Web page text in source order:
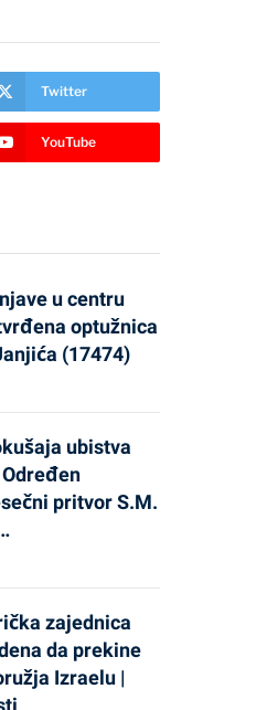
Twitter
YouTube
u centru
optužnica
(17474)
ubistva
pritvor S.M.
zajednica
da prekine
Izraelu |